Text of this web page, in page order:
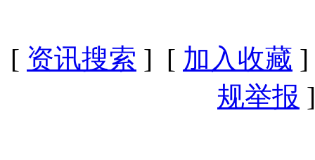
[ 资讯搜索 ] [ 加入收藏
规举报